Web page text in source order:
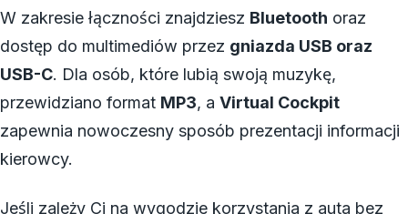
W zakresie łączności znajdziesz Bluetooth oraz
dostęp do multimediów przez gniazda USB oraz
USB-C. Dla osób, które lubią swoją muzykę,
przewidziano format MP3, a Virtual Cockpit
zapewnia nowoczesny sposób prezentacji informacji
kierowcy.
Jeśli zależy Ci na wygodzie korzystania z auta bez